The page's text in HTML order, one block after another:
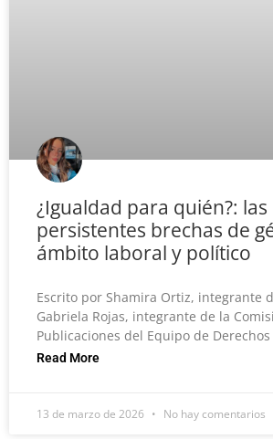
¿Igualdad para quién?: las
persistentes brechas de
ámbito laboral y político
Escrito por Shamira Ortiz, integrante
Gabriela Rojas, integrante de la
Publicaciones del Equipo de
Read More
13 de marzo de 2026 No hay comentarios